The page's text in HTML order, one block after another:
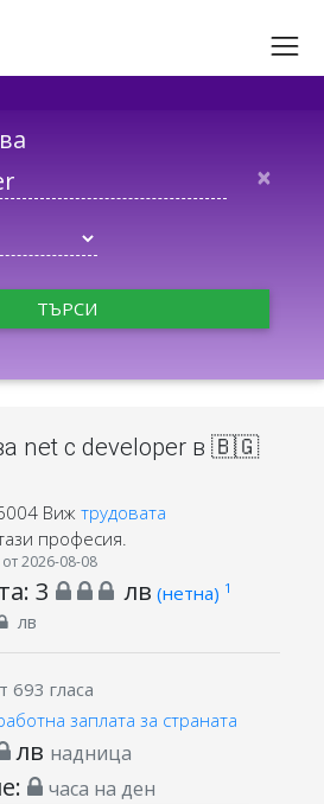
×
ТЪРСИ
net c developer в 🇧🇬
Виж трудовата
професия.
2026-08-08
3 лв (нетна) 1
лв
693 гласа
заплата за страната
лв надница
часа на ден